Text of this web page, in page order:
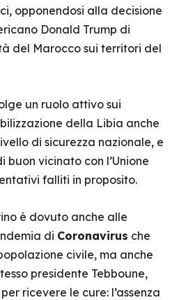
opponendosi alla decisione
Donald Trump di
del Marocco sui territori del
un ruolo attivo sui
della Libia anche
di sicurezza nazionale, e
vicinato con l’Unione
falliti in proposito.
è dovuto anche alle
di Coronavirus che
civile, ma anche
presidente Tebboune,
ricevere le cure: l’assenza